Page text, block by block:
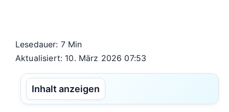
Lesedauer: 7 Min
Aktualisiert: 10. März 2026 07:53
Inhalt anzeigen